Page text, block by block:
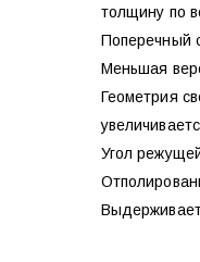
толщину по
Поперечный
Меньшая
Геометрия
Угол